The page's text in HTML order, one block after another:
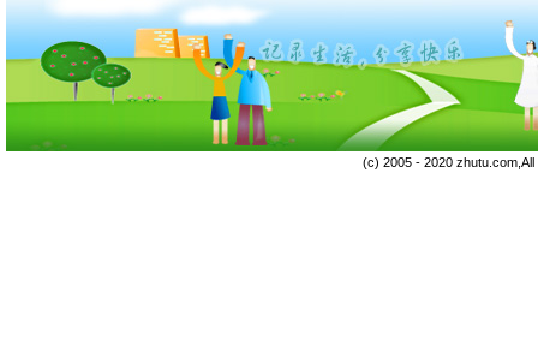
(c) 2005 - 2020